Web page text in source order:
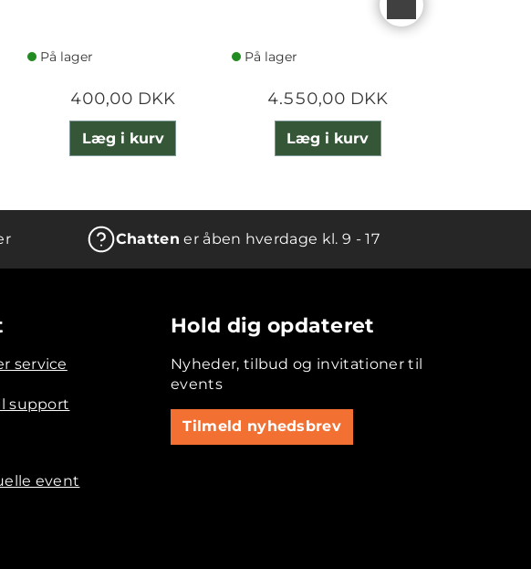
På lager
400,00 DKK
Læg i kurv
På lager
4.550,00 DKK
Læg i kurv
Chatten er åben hverdage kl. 9 - 17
service
support
event
Hold dig opdateret
Nyheder, tilbud og invitationer til
events
Tilmeld nyhedsbrev